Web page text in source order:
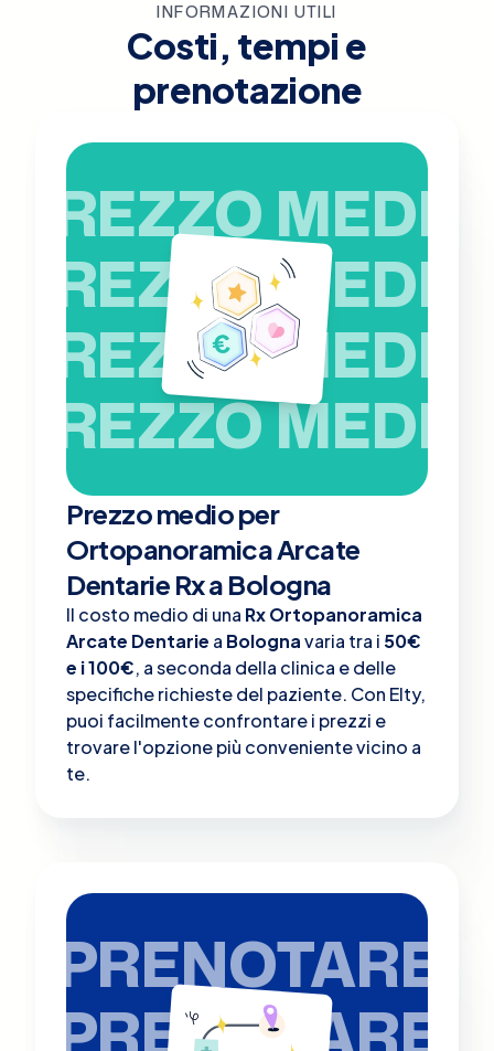
INFORMAZIONI UTILI
Costi, tempi e
prenotazione
PREZZO MEDIO
PREZZO MEDIO
PREZZO MEDIO
PREZZO MEDIO
Prezzo medio per
Ortopanoramica Arcate
Dentarie Rx a Bologna
Il costo medio di una Rx Ortopanoramica
Arcate Dentarie a Bolognavaria tra i 50€
e i 100€, a seconda della clinica e delle
specifiche richieste del paziente. Con Elty,
puoi facilmente confrontare i prezzi e
trovare l'opzione più conveniente vicino a
te.
PRENOTARE